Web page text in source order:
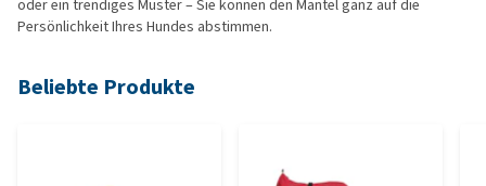
oder ein trendiges Muster – Sie können den Mantel ganz auf die
Persönlichkeit Ihres Hundes abstimmen.
Beliebte Produkte